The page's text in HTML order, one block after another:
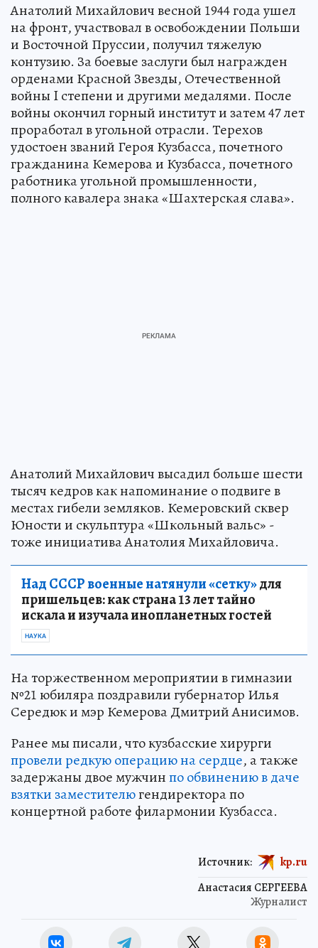
Анатолий Михайлович весной 1944 года ушел
на фронт, участвовал в освобождении Польши
и Восточной Пруссии, получил тяжелую
контузию. За боевые заслуги был награжден
орденами Красной Звезды, Отечественной
войны I степени и другими медалями. После
войны окончил горный институт и затем 47 лет
проработал в угольной отрасли. Терехов
удостоен званий Героя Кузбасса, почетного
гражданина Кемерова и Кузбасса, почетного
работника угольной промышленности,
полного кавалера знака «Шахтерская слава».
Анатолий Михайлович высадил больше шести
тысяч кедров как напоминание о подвиге в
местах гибели земляков. Кемеровский сквер
Юности и скульптура «Школьный вальс» -
тоже инициатива Анатолия Михайловича.
Над СССР военные натянули «сетку»для
пришельцев: как страна 13 лет тайно
искала и изучала инопланетных гостей
НАУКА
На торжественном мероприятии в гимназии
№21 юбиляра поздравили губернатор Илья
Середюк и мэр Кемерова Дмитрий Анисимов.
Ранее мы писали, что кузбасские хирурги
провели редкую операцию на сердце, а также
задержаны двое мужчинпо обвинению в даче
взятки заместителюгендиректора по
концертной работе филармонии Кузбасса.
Анастасия СЕРГЕЕВА
Журналист
Источник: kp.ru